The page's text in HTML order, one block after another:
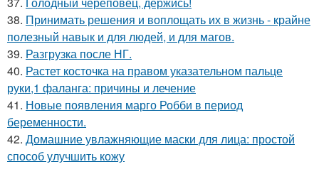
38. Принимать решения и воплощать их в жизнь - крайне
полезный навык и для людей, и для магов.
39. Разгрузка после НГ.
40. Растет косточка на правом указательном пальце
руки,1 фаланга: причины и лечение
41. Новые появления марго Робби в период
беременности.
42. Домашние увлажняющие маски для лица: простой
способ улучшить кожу